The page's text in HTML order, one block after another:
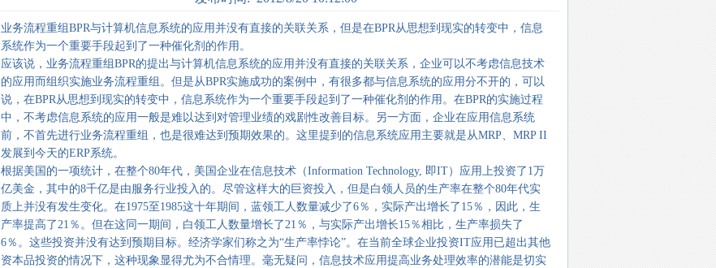
业务流程重组BPR与计算机信息系统的应用并没有直接的关联关系，但是在BPR从思想到现实的转变中，信息
系统作为一个重要手段起到了一种催化剂的作用。
应该说，业务流程重组BPR的提出与计算机信息系统的应用并没有直接的关联关系，企业可以不考虑信息技术
的应用而组织实施业务流程重组。但是从BPR实施成功的案例中，有很多都与信息系统的应用分不开的，可以
说，在BPR从思想到现实的转变中，信息系统作为一个重要手段起到了一种催化剂的作用。在BPR的实施过程
中，不考虑信息系统的应用一般是难以达到对管理业绩的戏剧性改善目标。另一方面，企业在应用信息系统
前，不首先进行业务流程重组，也是很难达到预期效果的。这里提到的信息系统应用主要就是从MRP、MRP II
发展到今天的ERP系统。
根据美国的一项统计，在整个80年代，美国企业在信息技术（Information Technology, 即IT）应用上投资了1万
亿美金，其中的8千亿是由服务行业投入的。尽管这样大的巨资投入，但是白领人员的生产率在整个80年代实
质上并没有发生变化。在1975至1985这十年期间，蓝领工人数量减少了6％，实际产出增长了15％，因此，生
产率提高了21％。但在这同一期间，白领工人数量增长了21％，与实际产出增长15％相比，生产率损失了
6％。这些投资并没有达到预期目标。经济学家们称之为“生产率悖论”。在当前全球企业投资IT应用已超出其他
资本品投资的情况下，这种现象显得尤为不合情理。毫无疑问，信息技术应用提高业务处理效率的潜能是切实